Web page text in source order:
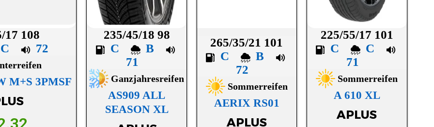
17 108
C 72
M+S 3PMSF
235/45/18 98
C
B
71
Ganzjahresreifen
AS909 ALL
SEASON XL
265/35/21 101
C
B
72
Sommerreifen
AERIX RS01
APLUS
225/55/17 101
C
C
71
Sommerreifen
A 610 XL
APLUS